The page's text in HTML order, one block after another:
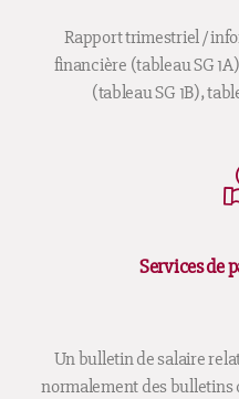
Rapport trimestriel /
financière (tableau SG
(tableau SG 1B),
Services de
Un bulletin de salaire
normalement des bulletins